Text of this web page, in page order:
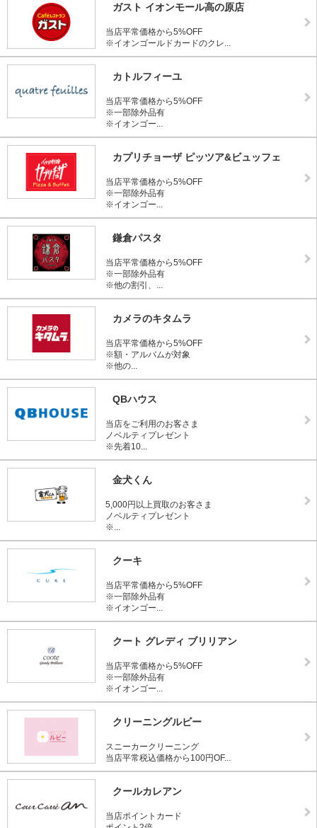
ガスト イオンモール高の原店
当店平常価格から5%OFF
※イオンゴールドカードのクレ...
カトルフィーユ
当店平常価格から5%OFF
※一部除外品有
※イオンゴー...
カプリチョーザ ピッツア&ビュッフェ
当店平常価格から5%OFF
※一部除外品有
※イオンゴー...
鎌倉パスタ
当店平常価格から5%OFF
※一部除外品有
※他の割引、...
カメラのキタムラ
当店平常価格から5%OFF
※額・アルバムが対象
※他の...
QBハウス
当店をご利用のお客さま
ノベルティプレゼント
※先着10...
金犬くん
5,000円以上買取のお客さま
ノベルティプレゼント
※...
クーキ
当店平常価格から5%OFF
※一部除外品有
※イオンゴー...
クート グレディ ブリリアン
当店平常価格から5%OFF
※一部除外品有
※イオンゴー...
クリーニングルビー
スニーカークリーニング
当店平常税込価格から100円OF...
クールカレアン
当店ポイントカード